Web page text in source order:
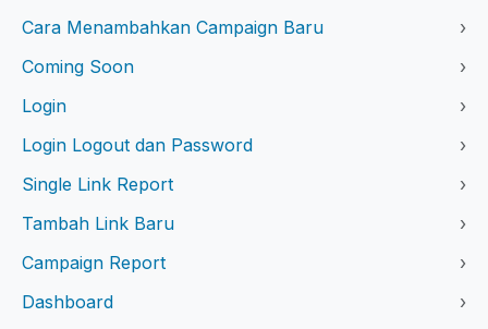
Cara Menambahkan Campaign Baru
›
Coming Soon
›
Login
›
Login Logout dan Password
›
Single Link Report
›
Tambah Link Baru
›
Campaign Report
›
Dashboard
›